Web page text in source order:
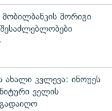
მორიგი
ახალი კვლევა: ინოუეს
ველის